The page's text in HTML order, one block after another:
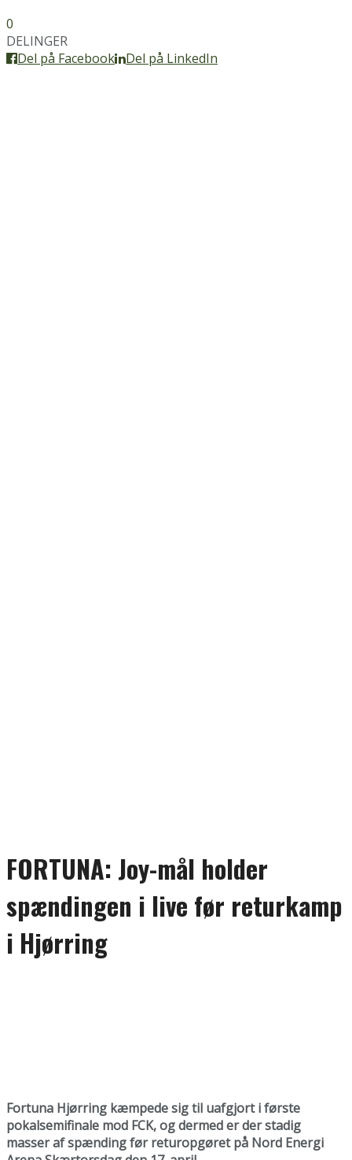
0
DELINGER
Del på Facebook
Del på LinkedIn
FORTUNA: Joy-mål holder
spændingen i live før returkamp
i Hjørring
Fortuna Hjørring kæmpede sig til uafgjort i første
pokalsemifinale mod FCK, og dermed er der stadig
masser af spænding før returopgøret på Nord Energi